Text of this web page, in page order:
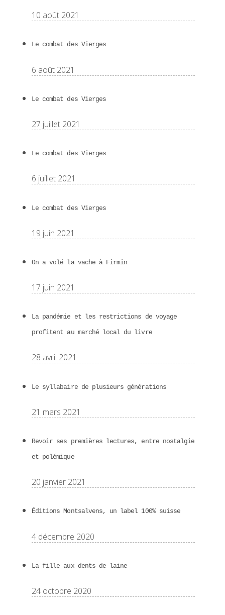
10 août 2021
Le combat des Vierges
6 août 2021
Le combat des Vierges
27 juillet 2021
Le combat des Vierges
6 juillet 2021
Le combat des Vierges
19 juin 2021
On a volé la vache à Firmin
17 juin 2021
La pandémie et les restrictions de voyage
profitent au marché local du livre
28 avril 2021
Le syllabaire de plusieurs générations
21 mars 2021
Revoir ses premières lectures, entre nostalgie
et polémique
20 janvier 2021
Éditions Montsalvens, un label 100% suisse
4 décembre 2020
La fille aux dents de laine
24 octobre 2020